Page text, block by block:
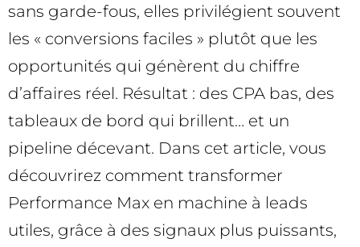
sans garde-fous, elles privilégient souvent
les « conversions faciles » plutôt que les
opportunités qui génèrent du chiffre
d’affaires réel. Résultat : des CPA bas, des
tableaux de bord qui brillent… et un
pipeline décevant. Dans cet article, vous
découvrirez comment transformer
Performance Max en machine à leads
utiles, grâce à des signaux plus puissants,